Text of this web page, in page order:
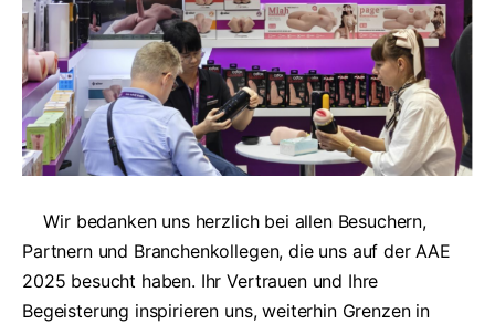
Wir bedanken uns herzlich bei allen Besuchern,
Partnern und Branchenkollegen, die uns auf der AAE
2025 besucht haben. Ihr Vertrauen und Ihre
Begeisterung inspirieren uns, weiterhin Grenzen in